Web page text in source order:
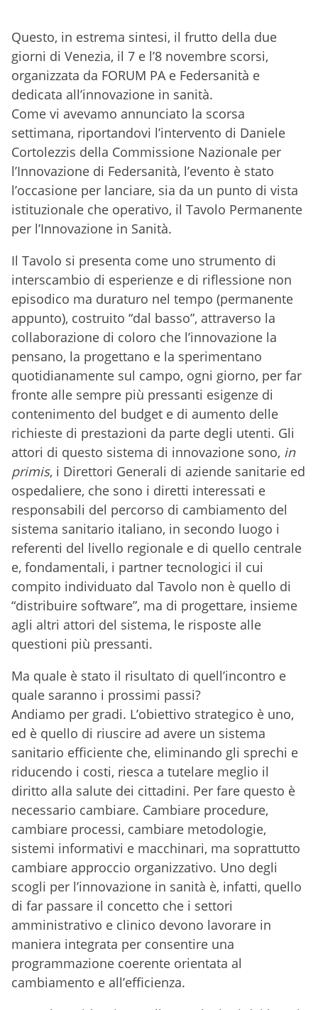
Questo, in estrema sintesi, il frutto della due
giorni di Venezia, il 7 e l’8 novembre scorsi,
organizzata da FORUM PA e Federsanità e
dedicata all’innovazione in sanità.
Come vi avevamo annunciato la scorsa
settimana, riportandovi l’intervento di Daniele
Cortolezzis della Commissione Nazionale per
l’Innovazione di Federsanità, l’evento è stato
l’occasione per lanciare, sia da un punto di vista
istituzionale che operativo, il Tavolo Permanente
per l’Innovazione in Sanità.
Il Tavolo si presenta come uno strumento di
interscambio di esperienze e di riflessione non
episodico ma duraturo nel tempo (permanente
appunto), costruito “dal basso”, attraverso la
collaborazione di coloro che l’innovazione la
pensano, la progettano e la sperimentano
quotidianamente sul campo, ogni giorno, per far
fronte alle sempre più pressanti esigenze di
contenimento del budget e di aumento delle
richieste di prestazioni da parte degli utenti. Gli
attori di questo sistema di innovazione sono, in
primis, i Direttori Generali di aziende sanitarie ed
ospedaliere, che sono i diretti interessati e
responsabili del percorso di cambiamento del
sistema sanitario italiano, in secondo luogo i
referenti del livello regionale e di quello centrale
e, fondamentali, i partner tecnologici il cui
compito individuato dal Tavolo non è quello di
“distribuire software”, ma di progettare, insieme
agli altri attori del sistema, le risposte alle
questioni più pressanti.
Ma quale è stato il risultato di quell’incontro e
quale saranno i prossimi passi?
Andiamo per gradi. L’obiettivo strategico è uno,
ed è quello di riuscire ad avere un sistema
sanitario efficiente che, eliminando gli sprechi e
riducendo i costi, riesca a tutelare meglio il
diritto alla salute dei cittadini. Per fare questo è
necessario cambiare. Cambiare procedure,
cambiare processi, cambiare metodologie,
sistemi informativi e macchinari, ma soprattutto
cambiare approccio organizzativo. Uno degli
scogli per l’innovazione in sanità è, infatti, quello
di far passare il concetto che i settori
amministrativo e clinico devono lavorare in
maniera integrata per consentire una
programmazione coerente orientata al
cambiamento e all’efficienza.